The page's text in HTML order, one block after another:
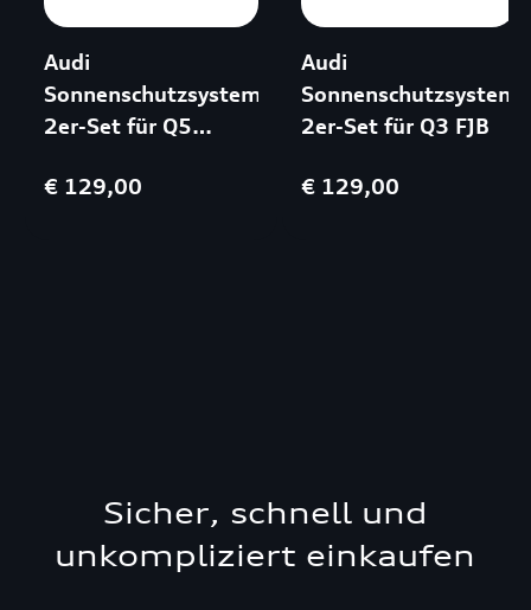
Audi
Sonnenschutzsystem,
2er-Set für Q5
€ 129,00
Audi
Sonnenschutzsystem,
2er-Set für Q3 FJB
€ 129,00
Sicher, schnell und
unkompliziert einkaufen